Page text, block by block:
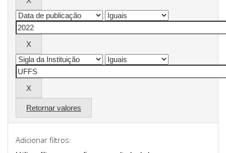
Retornar valores
Adicionar filtros: